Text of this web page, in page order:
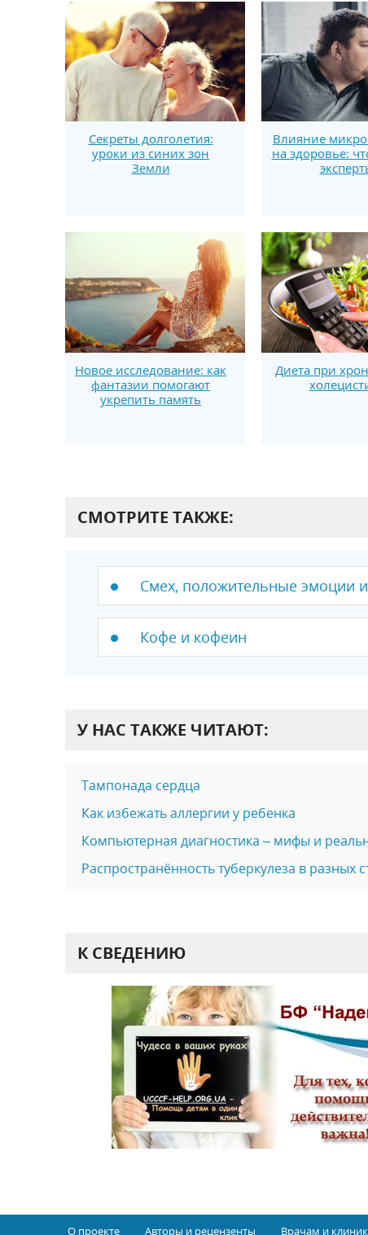
Секреты долголетия:
уроки из синих зон
Земли
Влияние
на здоровье:
Новое исследование: как
фантазии помогают
укрепить память
Диета при
СМОТРИТЕ ТАКЖЕ:
Смех, положительные эмоции
Кофе и кофеин
У НАС ТАКЖЕ ЧИТАЮТ:
Тампонада сердца
Как избежать аллергии у ребенка
Компьютерная диагностика – мифы и
Распространённость туберкулеза в разных
К СВЕДЕНИЮ
О проекте Авторы и рецензенты Врачам и